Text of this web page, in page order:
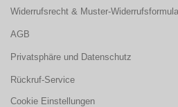
Widerrufsrecht & Muster-
AGB
Privatsphäre und Datenschutz
Rückruf-Service
Cookie Einstellungen